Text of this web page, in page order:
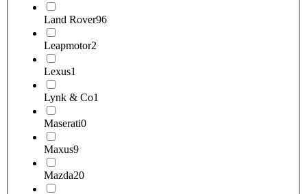
Land Rover96
Leapmotor2
Lexus1
Lynk & Co1
Maserati0
Maxus9
Mazda20